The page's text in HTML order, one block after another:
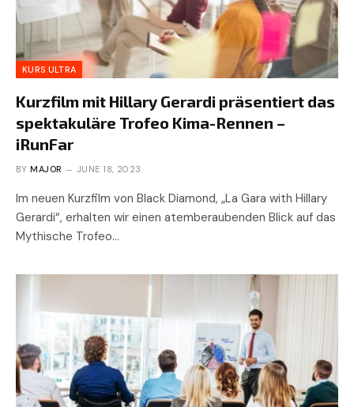
KURS ULTRA
Kurzfilm mit Hillary Gerardi präsentiert das
spektakuläre Trofeo Kima-Rennen –
iRunFar
BY MAJOR JUNE 18, 2023
Im neuen Kurzfilm von Black Diamond, „La Gara with Hillary
Gerardi“, erhalten wir einen atemberaubenden Blick auf das
Mythische Trofeo…